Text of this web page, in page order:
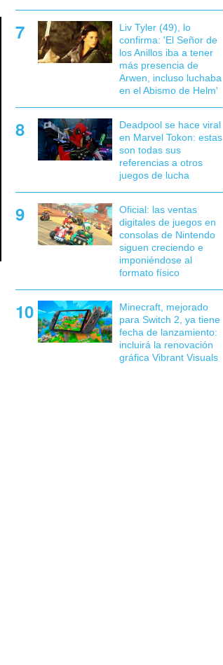
Liv Tyler (49), lo
confirma: 'El Señor de
los Anillos iba a tener
más presencia de
Arwen, incluso luchaba
en el Abismo de Helm'
Deadpool se hace viral
en Marvel Tokon: estas
son todas sus
referencias a otros
juegos de lucha
Oficial: las ventas
digitales de juegos en
consolas de Nintendo
siguen creciendo e
imponiéndose al
formato físico
Minecraft, mejorado
para Switch 2, ya tiene
fecha de lanzamiento:
incluirá la renovación
gráfica Vibrant Visuals